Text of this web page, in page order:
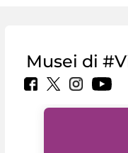
Musei di